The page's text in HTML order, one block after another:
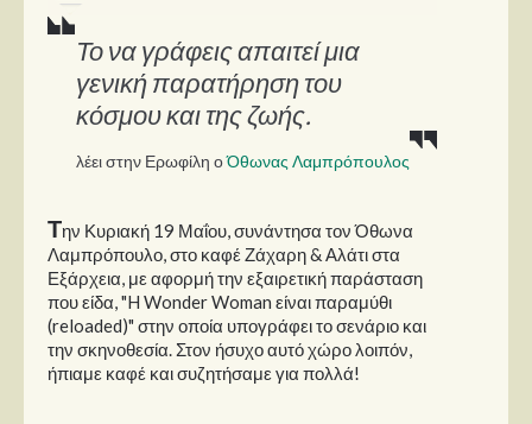
Βιβλία
Video News
Διάφοροι
Εκτός Συνόρων
Νέα
Στήλες
Το να γράφεις απαιτεί μια
γενική παρατήρηση του
κόσμου και της ζωής.
λέει στην Ερωφίλη οΌθωνας Λαμπρόπουλος
Την Κυριακή 19 Μαΐου, συνάντησα τον Όθωνα
Λαμπρόπουλο, στο καφέ Ζάχαρη & Αλάτι στα
Εξάρχεια, με αφορμή την εξαιρετική παράσταση
που είδα, "H Wonder Woman είναι παραμύθι
(reloaded)" στην οποία υπογράφει το σενάριο και
την σκηνοθεσία. Στον ήσυχο αυτό χώρο λοιπόν,
ήπιαμε καφέ και συζητήσαμε για πολλά!